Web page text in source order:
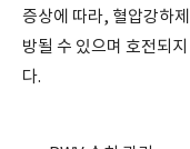
증상에 따라, 혈압강하
방될 수 있으며 호전되
다.